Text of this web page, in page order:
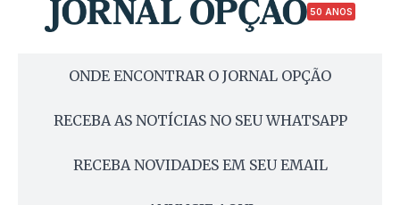
50 ANOS
ONDE ENCONTRAR O JORNAL OPÇÃO
RECEBA AS NOTÍCIAS NO SEU WHATSAPP
RECEBA NOVIDADES EM SEU EMAIL